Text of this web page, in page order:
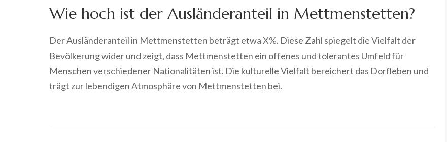
Wie hoch ist der Ausländeranteil in Mettmenstetten?
Der Ausländeranteil in Mettmenstetten beträgt etwa X%. Diese Zahl spiegelt die Vielfalt der
Bevölkerung wider und zeigt, dass Mettmenstetten ein offenes und tolerantes Umfeld für
Menschen verschiedener Nationalitäten ist. Die kulturelle Vielfalt bereichert das Dorfleben und
trägt zur lebendigen Atmosphäre von Mettmenstetten bei.